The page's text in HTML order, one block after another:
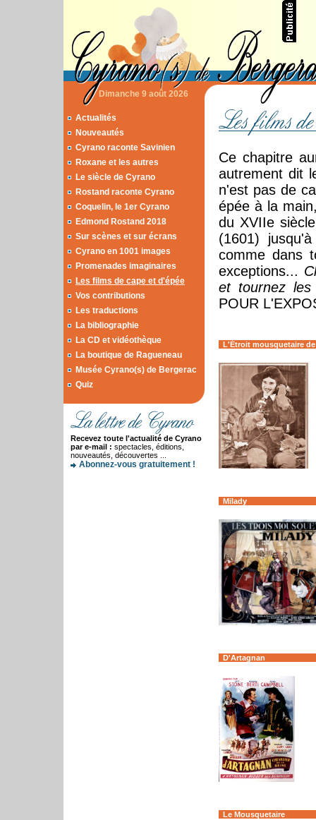
Dimanche 9 août 2026
Actualités
Nouveautés
Cyrano raconte Savinien
Roxane et les autres
Le siècle de Cyrano
Rostand raconte Cyrano
Coquelin, le 1er Cyrano
Edmond Rostand 2018
Sur scènes et sur écrans
Cyrano en 1001 images
Promenades imaginaires
Les films de cape et d'épée
Vos contributions
Les traductions
La bibliographie
La CD et vidéothèque
La boutique de Ragueneau
Musée Cyrano(s) de Bergerac
Quiz
Recevez toute l'actualité de Cyrano
par e-mail : spectacles, éditions,
nouveautés, découvertes ...
Abonnez-vous gratuitement !
Ce chapitre
autrement dit
n'est pas de
épée à la
du XVIIe
(1601)
comme dans
exceptions...
et tournez les
POUR
L'Étroit mousquetaire de
Milady
D'Artagnan
Le Mousquetaire